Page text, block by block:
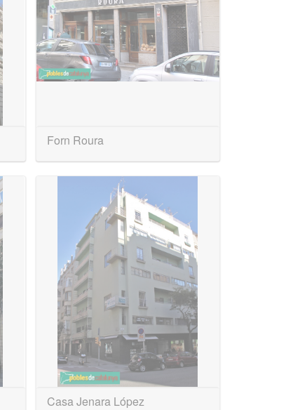
Forn Roura
Casa Jenara López